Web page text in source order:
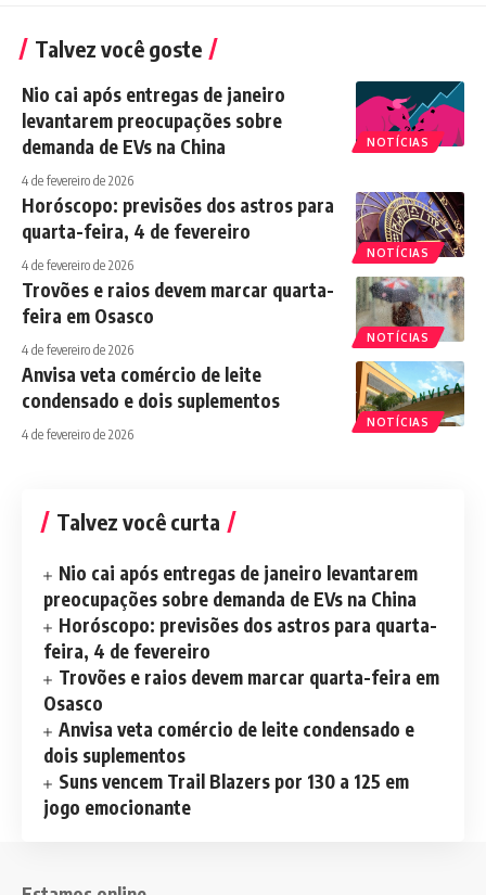
Talvez você goste
NOTÍCIAS
Nio cai após entregas de janeiro
levantarem preocupações sobre
demanda de EVs na China
4 de fevereiro de 2026
NOTÍCIAS
Horóscopo: previsões dos astros para
quarta-feira, 4 de fevereiro
4 de fevereiro de 2026
NOTÍCIAS
Trovões e raios devem marcar quarta-
feira em Osasco
4 de fevereiro de 2026
NOTÍCIAS
Anvisa veta comércio de leite
condensado e dois suplementos
4 de fevereiro de 2026
Talvez você curta
Nio cai após entregas de janeiro levantarem
preocupações sobre demanda de EVs na China
Horóscopo: previsões dos astros para quarta-
feira, 4 de fevereiro
Trovões e raios devem marcar quarta-feira em
Osasco
Anvisa veta comércio de leite condensado e
dois suplementos
Suns vencem Trail Blazers por 130 a 125 em
jogo emocionante